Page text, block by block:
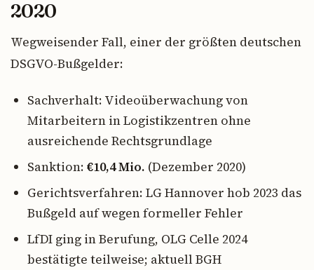
2020
Wegweisender Fall, einer der größten deutschen
DSGVO-Bußgelder:
Sachverhalt: Videoüberwachung von
Mitarbeitern in Logistikzentren ohne
ausreichende Rechtsgrundlage
Sanktion: €10,4 Mio. (Dezember 2020)
Gerichtsverfahren: LG Hannover hob 2023 das
Bußgeld auf wegen formeller Fehler
LfDI ging in Berufung, OLG Celle 2024
bestätigte teilweise; aktuell BGH